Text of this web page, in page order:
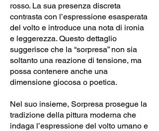
rosso. La sua presenza discreta
contrasta con l’espressione esasperata
del volto e introduce una nota di ironia
e leggerezza. Questo dettaglio
suggerisce che la “sorpresa” non sia
soltanto una reazione di tensione, ma
possa contenere anche una
dimensione giocosa o poetica.
Nel suo insieme, Sorpresa prosegue la
tradizione della pittura moderna che
indaga l’espressione del volto umano e